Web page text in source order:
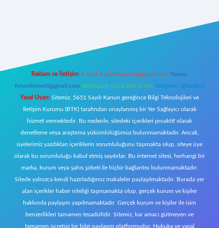
Reklam ve İletişim: E-mail: backlinkpaneli@gmail.com Teams:
forumhizmeti@gmail.com Whatsapp: 0262 606 0 726 Telegram: @karabul
Yasal Uyarı: Sitemiz, 5651 Sayılı Kanun gereğince Bilgi Teknolojileri ve
İletişim Kurumu (BTK) tarafından onaylanmış bir Yer Sağlayıcı olarak
hizmet vermektedir. Bu nedenle, sitedeki içerikleri proaktif olarak
denetleme veya araştırma yükümlülüğümüz bulunmamaktadır. Ancak,
üyelerimiz yazdıkları içeriklerin sorumluluğunu taşımakta olup, siteye üye
olarak bu sorumluluğu kabul etmiş sayılırlar. Bu internet sitesi, herhangi bir
marka, kurum veya şahıs şirketi ile hiçbir bağlantısı bulunmamaktadır.
Sitede yalnızca kendi hazırladığımız makaleler paylaşılmaktadır. Burada yer
alan içerikler haber niteliği taşımamakta olup, gerçek kurum ve kişiler
hakkında paylaşım yapılmamaktadır. Gerçek kurum ve kişiler ile isim
benzerlikleri tamamen tesadüfidir. Sitemiz, kar amacı gütmeyen ve
tamamen ücretsiz bir bilgi paylaşım platformudur. Hukuka ve yasal